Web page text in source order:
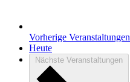
Vorherige Veranstaltungen
Heute
Nächste Veranstaltungen